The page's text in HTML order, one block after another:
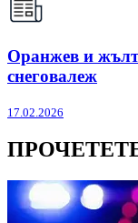
Оранжев и жълт
снеговалеж
17.02.2026